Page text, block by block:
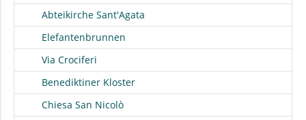
Abteikirche Sant'Agata
Elefantenbrunnen
Via Crociferi
Benediktiner Kloster
Chiesa San Nicolò